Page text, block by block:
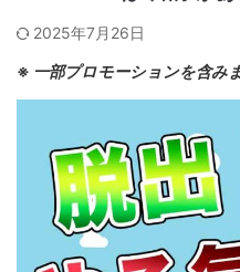
2025年7月26日
※ 一部プロモーションを含み